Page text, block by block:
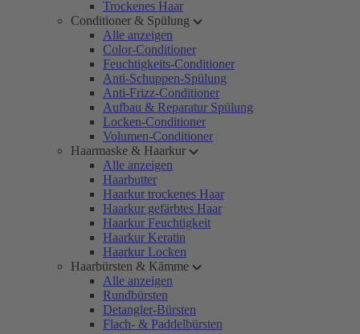
Trockenes Haar
Conditioner & Spülung
Alle anzeigen
Color-Conditioner
Feuchtigkeits-Conditioner
Anti-Schuppen-Spülung
Anti-Frizz-Conditioner
Aufbau & Reparatur Spülung
Locken-Conditioner
Volumen-Conditioner
Haarmaske & Haarkur
Alle anzeigen
Haarbutter
Haarkur trockenes Haar
Haarkur gefärbtes Haar
Haarkur Feuchtigkeit
Haarkur Keratin
Haarkur Locken
Haarbürsten & Kämme
Alle anzeigen
Rundbürsten
Detangler-Bürsten
Flach- & Paddelbürsten